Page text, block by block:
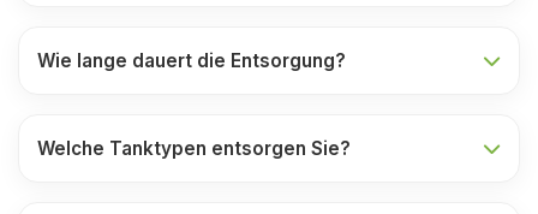
Wie lange dauert die Entsorgung?
Welche Tanktypen entsorgen Sie?